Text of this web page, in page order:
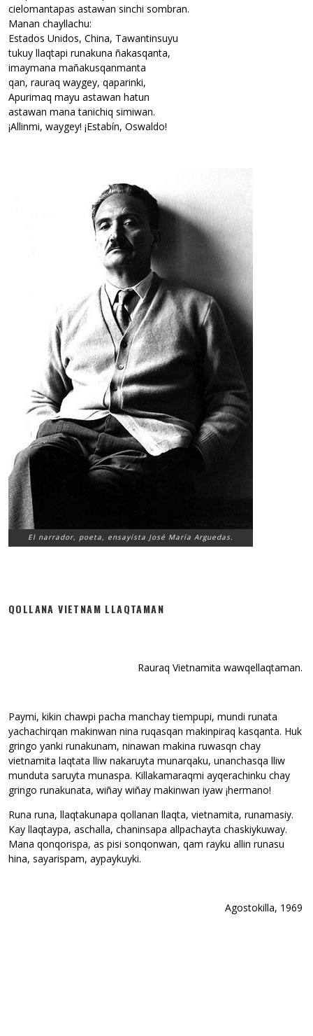
cielomantapas astawan sinchi sombran.
Manan chayllachu:
Estados Unidos, China, Tawantinsuyu
tukuy llaqtapi runakuna ñakasqanta,
imaymana mañakusqanmanta
qan, rauraq waygey, qaparinki,
Apurimaq mayu astawan hatun
astawan mana tanichiq simiwan.
¡Allinmi, waygey! ¡Estabín, Oswaldo!
El narrador, poeta, ensayísta José María Arguedas.
QOLLANA VIETNAM LLAQTAMAN
Rauraq Vietnamita wawqellaqtaman.
Paymi, kikin chawpi pacha manchay tiempupi, mundi runata
yachachirqan makinwan nina ruqasqan makinpiraq kasqanta. Huk
gringo yanki runakunam, ninawan makina ruwasqn chay
vietnamita laqtata lliw nakaruyta munarqaku, unanchasqa lliw
munduta saruyta munaspa. Killakamaraqmi ayqerachinku chay
gringo runakunata, wiñay wiñay makinwan iyaw ¡hermano!
Runa runa, llaqtakunapa qollanan llaqta, vietnamita, runamasiy.
Kay llaqtaypa, aschalla, chaninsapa allpachayta chaskiykuway.
Mana qonqorispa, as pisi sonqonwan, qam rayku allin runasu
hina, sayarispam, aypaykuyki.
Agostokilla, 1969